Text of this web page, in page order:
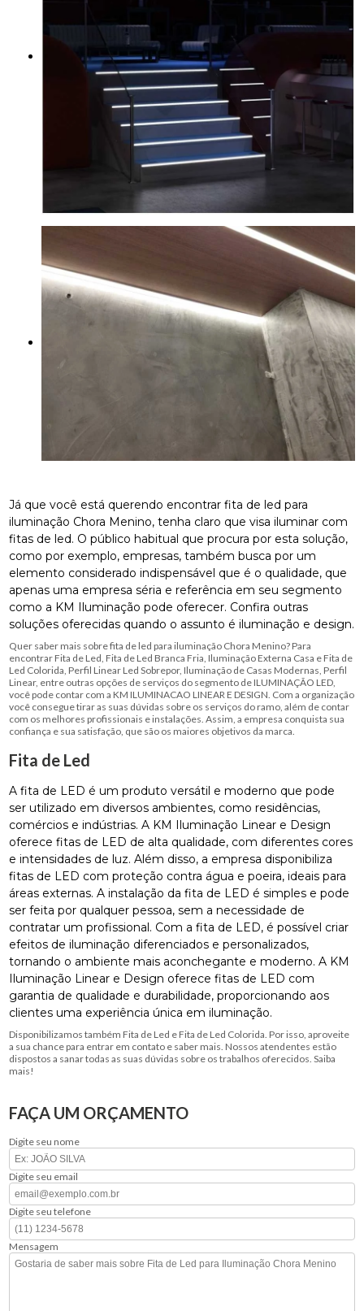
Já que você está querendo encontrar fita de led para
iluminação Chora Menino, tenha claro que visa iluminar com
fitas de led. O público habitual que procura por esta solução,
como por exemplo, empresas, também busca por um
elemento considerado indispensável que é o qualidade, que
apenas uma empresa séria e referência em seu segmento
como a KM Iluminação pode oferecer. Confira outras
soluções oferecidas quando o assunto é iluminação e design.
Quer saber mais sobre fita de led para iluminação Chora Menino? Para
encontrar Fita de Led, Fita de Led Branca Fria, Iluminação Externa Casa e Fita de
Led Colorida, Perfil Linear Led Sobrepor, Iluminação de Casas Modernas, Perfil
Linear, entre outras opções de serviços do segmento de ILUMINAÇÃO LED,
você pode contar com a KM ILUMINACAO LINEAR E DESIGN. Com a organização
você consegue tirar as suas dúvidas sobre os serviços do ramo, além de contar
com os melhores profissionais e instalações. Assim, a empresa conquista sua
confiança e sua satisfação, que são os maiores objetivos da marca.
Fita de Led
A fita de LED é um produto versátil e moderno que pode
ser utilizado em diversos ambientes, como residências,
comércios e indústrias. A KM Iluminação Linear e Design
oferece fitas de LED de alta qualidade, com diferentes cores
e intensidades de luz. Além disso, a empresa disponibiliza
fitas de LED com proteção contra água e poeira, ideais para
áreas externas. A instalação da fita de LED é simples e pode
ser feita por qualquer pessoa, sem a necessidade de
contratar um profissional. Com a fita de LED, é possível criar
efeitos de iluminação diferenciados e personalizados,
tornando o ambiente mais aconchegante e moderno. A KM
Iluminação Linear e Design oferece fitas de LED com
garantia de qualidade e durabilidade, proporcionando aos
clientes uma experiência única em iluminação.
Disponibilizamos também Fita de Led e Fita de Led Colorida. Por isso, aproveite
a sua chance para entrar em contato e saber mais. Nossos atendentes estão
dispostos a sanar todas as suas dúvidas sobre os trabalhos oferecidos. Saiba
mais!
FAÇA UM ORÇAMENTO
Digite seu nome
Digite seu email
Digite seu telefone
Mensagem